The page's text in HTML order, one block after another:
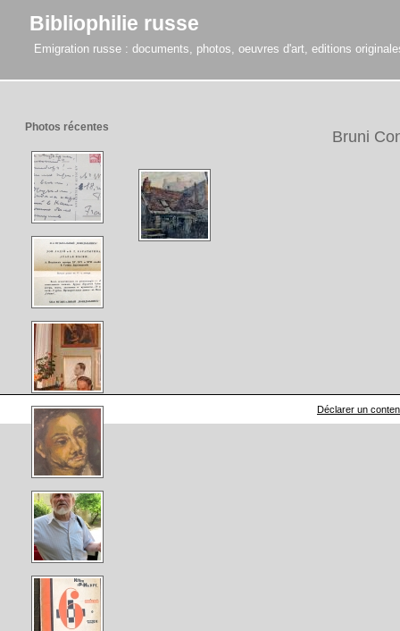
Bibliophilie russe
Emigration russe : documents, photos, oeuvres d'art, editions
Bruni
Photos récentes
Déclarer un